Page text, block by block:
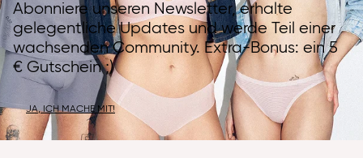
Abonniere unseren Newsletter, erhalte
gelegentliche Updates und werde Teil einer
wachsenden Community. Extra-Bonus: ein 5
€ Gutschein ;)
JA, ICH MACHE MIT!